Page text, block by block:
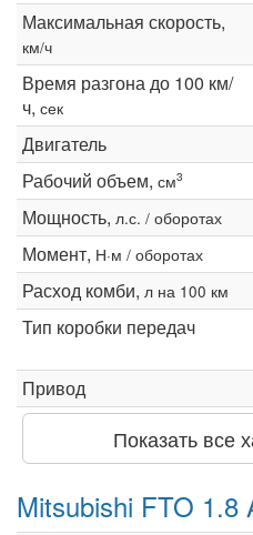
Максимальная скорость,
км/ч
Время разгона до 100 км/
ч, сек
Двигатель
Рабочий объем, см3
Мощность, л.с. / оборотах
Момент, Н·м / оборотах
Расход комби, л на 100 км
Тип коробки передач
Привод
Показать все
Mitsubishi FTO 1.8